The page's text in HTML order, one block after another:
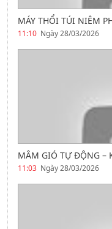
MÁY THỔI TÚI NIÊM
11:10 Ngày 28/03/2026
MÂM GIÓ TỰ ĐỘNG –
11:03 Ngày 28/03/2026